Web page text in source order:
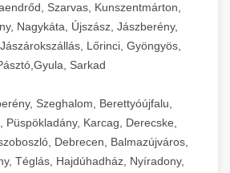
Szarvas, Kunszentmárton,
Nagykáta, Újszász, Jászberény,
Lőrinci, Gyöngyös,
Sarkad
Szeghalom, Berettyóújfalu,
Püspökladány, Karcag, Derecske,
Debrecen, Balmazújváros,
Téglás, Hajdúhadház, Nyíradony,